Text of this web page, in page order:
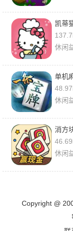
凯蒂
休闲
单机
休闲
消方
休闲
Copyright @